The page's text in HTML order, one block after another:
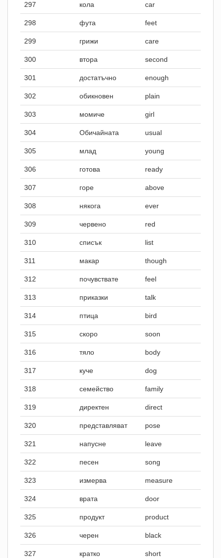
297 кола car
298 фута feet
299 грижи care
300 втора second
301 достатъчно enough
302 обикновен plain
303 момиче girl
304 Обичайната usual
305 млад young
306 готова ready
307 горе above
308 някога ever
309 червено red
310 списък list
311 макар though
312 почувствате feel
313 приказки talk
314 птица bird
315 скоро soon
316 тяло body
317 куче dog
318 семейство family
319 директен direct
320 представляват pose
321 напусне leave
322 песен song
323 измерва measure
324 врата door
325 продукт product
326 черен black
327 кратко short